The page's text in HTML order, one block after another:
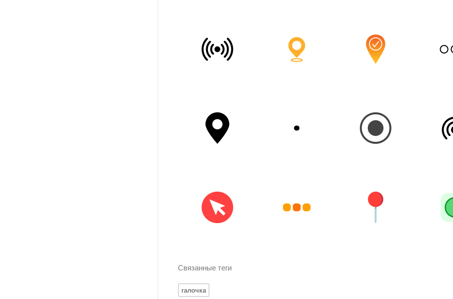
Связанные теги
галочка